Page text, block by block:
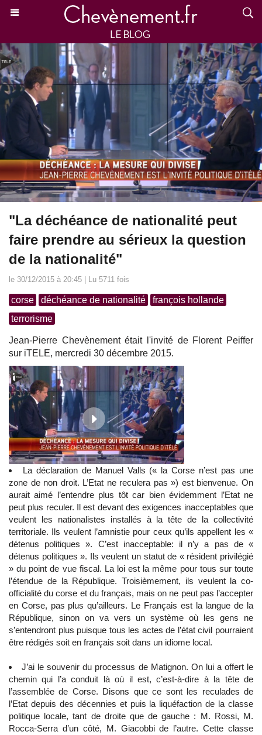
"La déchéance de nationalité peut
faire prendre au sérieux la question
de la nationalité"
le 30/12/2015 à 20:45 | Lu 5711 fois
corse déchéance de nationalité
françois hollande
terrorisme
Jean-Pierre Chevènement était l'invité de Florent Peiffer
sur iTELE, mercredi 30 décembre 2015.
La déclaration de Manuel Valls (« la Corse n’est pas une
zone de non droit. L’Etat ne reculera pas ») est bienvenue. On
aurait aimé l’entendre plus tôt car bien évidemment l’Etat ne
peut plus reculer. Il est devant des exigences inacceptables que
veulent les nationalistes installés à la tête de la collectivité
territoriale. Ils veulent l’amnistie pour ceux qu’ils appellent les «
détenus politiques ». C’est inacceptable: il n’y a pas de «
détenus politiques ». Ils veulent un statut de « résident privilégié
» du point de vue fiscal. La loi est la même pour tous sur toute
l’étendue de la République. Troisièmement, ils veulent la co-
officialité du corse et du français, mais on ne peut pas l’accepter
en Corse, pas plus qu’ailleurs. Le Français est la langue de la
République, sinon on va vers un système où les gens ne
s’entendront plus puisque tous les actes de l’état civil pourraient
être rédigés soit en français soit dans un idiome local.
J’ai le souvenir du processus de Matignon. On lui a offert le
chemin qui l’a conduit là où il est, c’est-à-dire à la tête de
l’assemblée de Corse. Disons que ce sont les reculades de
l’Etat depuis des décennies et puis la liquéfaction de la classe
politique locale, tant de droite que de gauche : M. Rossi, M.
Rocca-Serra d’un côté, M. Giacobbi de l’autre. Cette classe